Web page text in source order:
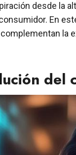
desde la
En
la
del